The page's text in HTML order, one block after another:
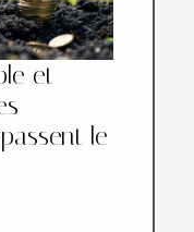
et
le